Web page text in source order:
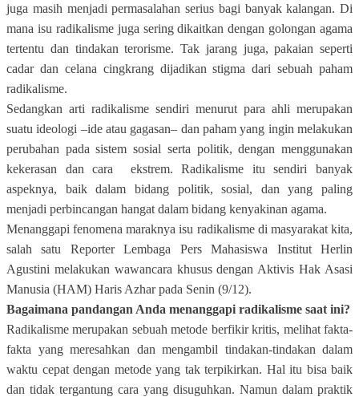
juga masih menjadi permasalahan serius bagi banyak kalangan. Di
mana isu radikalisme juga sering dikaitkan dengan golongan agama
tertentu dan tindakan terorisme. Tak jarang juga, pakaian seperti
cadar dan celana cingkrang dijadikan stigma dari sebuah paham
radikalisme.
Sedangkan arti radikalisme sendiri menurut para ahli merupakan
suatu ideologi –ide atau gagasan– dan paham yang ingin melakukan
perubahan pada sistem sosial serta politik, dengan menggunakan
kekerasan dan cara
ekstrem. Radikalisme itu sendiri banyak
aspeknya, baik dalam bidang politik, sosial, dan yang paling
menjadi perbincangan hangat dalam bidang kenyakinan agama.
Menanggapi fenomena maraknya isu radikalisme di masyarakat kita,
salah satu Reporter Lembaga Pers Mahasiswa Institut Herlin
Agustini melakukan wawancara khusus dengan Aktivis Hak Asasi
Manusia (HAM) Haris Azhar pada Senin (9/12).
Bagaimana pandangan Anda menanggapi radikalisme saat ini?
Radikalisme merupakan sebuah metode berfikir kritis, melihat fakta-
fakta yang meresahkan dan mengambil tindakan-tindakan dalam
waktu cepat dengan metode yang tak terpikirkan. Hal itu bisa baik
dan tidak tergantung cara yang disuguhkan. Namun dalam praktik